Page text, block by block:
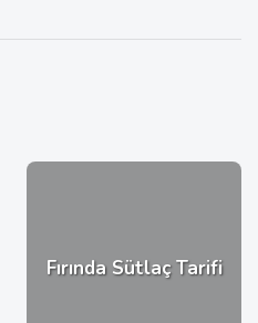
Fırında Sütlaç Tarifi